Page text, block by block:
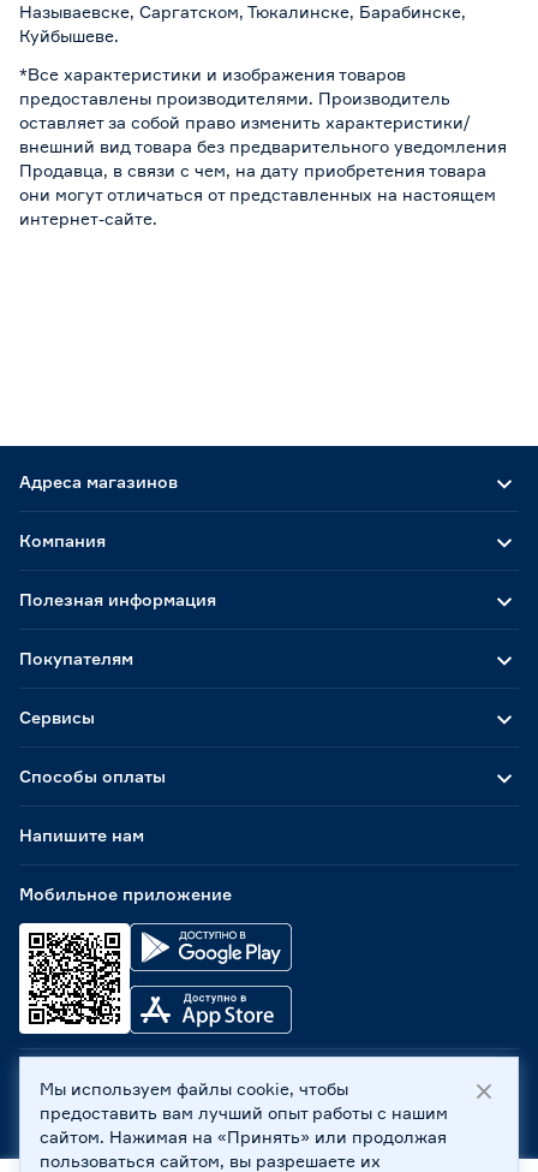
Называевске, Саргатском, Тюкалинске, Барабинске,
Куйбышеве.
*Все характеристики и изображения товаров
предоставлены производителями. Производитель
оставляет за собой право изменить характеристики/
внешний вид товара без предварительного уведомления
Продавца, в связи с чем, на дату приобретения товара
они могут отличаться от представленных на настоящем
интернет-сайте.
Адреса магазинов
Способы оплаты
Мобильное приложение
Компания
Полезная информация
Покупателям
Сервисы
Напишите нам
ООО «Бауцентр Рус» 2004 -2026, 236029, г. Калининград,
ул. А.Невского, 205. ИНН 7702596813, КПП 390601001 ©
Все права защищены
Мы используем файлы cookie, чтобы
предоставить вам лучший опыт работы с нашим
сайтом. Нажимая на «Принять» или продолжая
пользоваться сайтом, вы разрешаете их